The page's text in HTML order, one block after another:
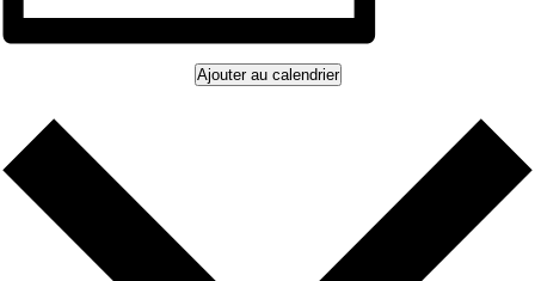
Ajouter au calendrier